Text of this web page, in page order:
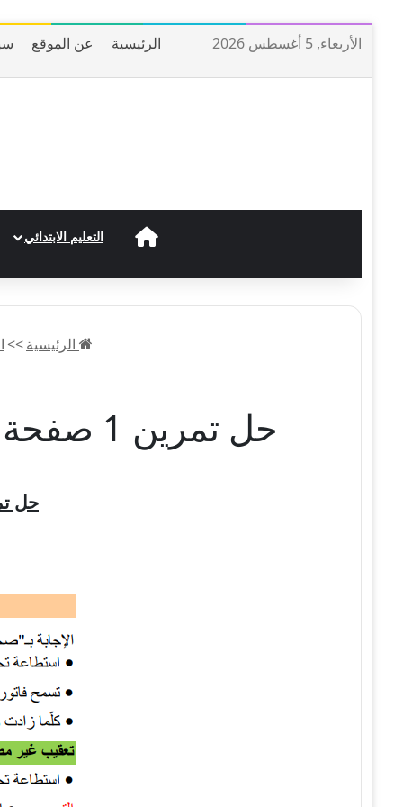
الأربعاء, 5 أغسطس 2026 الرئيسية عن الموقع
الرئيسيةالتعليم الابتدائي
الرئيسية>>
حل تمرين 1 صفحة 70 الفيزياء للسنة الثالثة متوسط – الجيل الثاني
حل